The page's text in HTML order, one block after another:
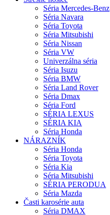
Séria Mercedes-Benz
Séria Navara
Séria Toyota
Séria Mitsubishi
Séria Nissan
Séria VW
Univerzálna séria
Séria Isuzu
Séria BMW
Séria Land Rover
Séria Dmax
Séria Ford
SÉRIA LEXUS
SÉRIA KIA
Séria Honda
NÁRAZNÍK
Séria Honda
Séria Toyota
Séria Kia
Séria Mitsubishi
SÉRIA PERODUA
Séria Mazda
Časti karosérie auta
Séria DMAX